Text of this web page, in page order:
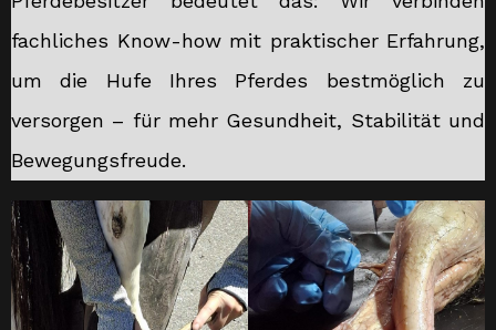
fachliches Know-how mit praktischer Erfahrung,
um die Hufe Ihres Pferdes bestmöglich zu
versorgen – für mehr Gesundheit, Stabilität und
Bewegungsfreude.